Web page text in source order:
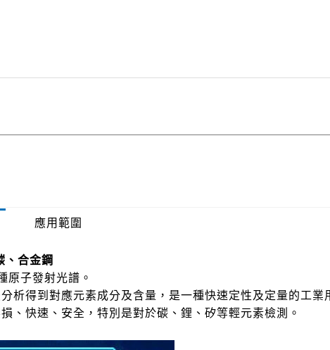
應用範圍
、合金鋼
子發射光譜。
得到對應元素成分及含量，是一種快速定性及定量的工業
、快速、安全，特別是對於碳、鋰、矽等輕元素檢測。